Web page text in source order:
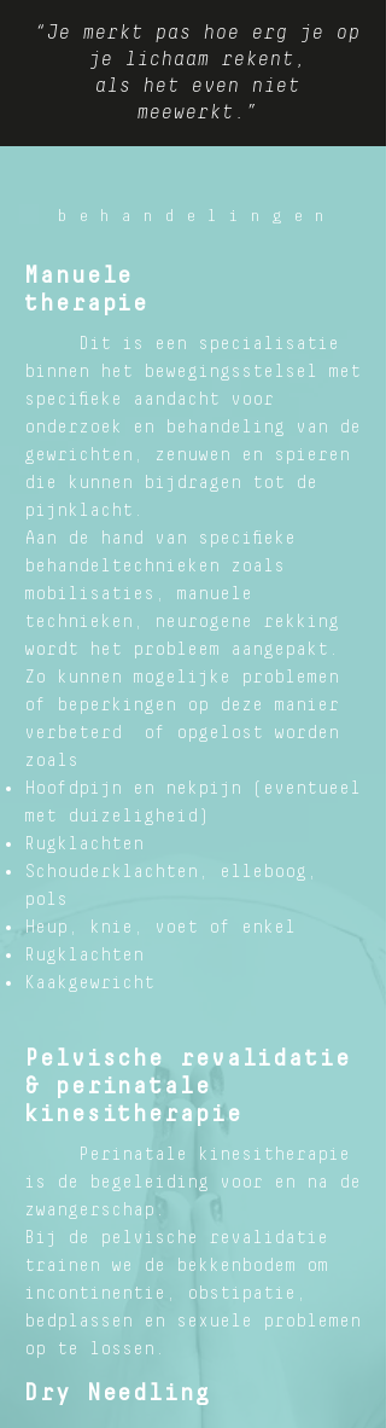
“Je merkt pas hoe erg je op
je lichaam rekent,
als het even niet
meewerkt.”
behandelingen
Manuele
therapie
Dit is een specialisatie
binnen het bewegingsstelsel met
specifieke aandacht voor
onderzoek en behandeling van de
gewrichten, zenuwen en spieren
die kunnen bijdragen tot de
pijnklacht.
Aan de hand van specifieke
behandeltechnieken zoals
mobilisaties, manuele
technieken, neurogene rekking
wordt het probleem aangepakt.
Zo kunnen mogelijke problemen
of beperkingen op deze manier
verbeterd of opgelost worden
zoals
Hoofdpijn en nekpijn (eventueel
met duizeligheid)
Rugklachten
Schouderklachten, elleboog,
pols
Heup, knie, voet of enkel
Rugklachten
Kaakgewricht
Pelvische revalidatie
& perinatale
kinesitherapie
Perinatale kinesitherapie
is de begeleiding voor en na de
zwangerschap.
Bij de pelvische revalidatie
trainen we de bekkenbodem om
incontinentie, obstipatie,
bedplassen en sexuele problemen
op te lossen.
Dry Needling